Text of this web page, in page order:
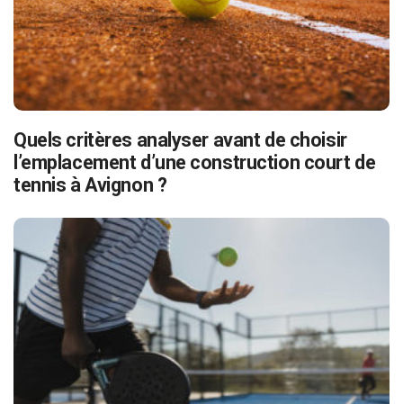
Quels critères analyser avant de choisir
l’emplacement d’une construction court de
tennis à Avignon ?